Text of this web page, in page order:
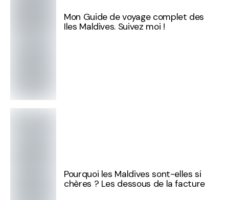
Mon Guide de voyage complet des
Iles Maldives. Suivez moi !
Pourquoi les Maldives sont-elles si
chères ? Les dessous de la facture